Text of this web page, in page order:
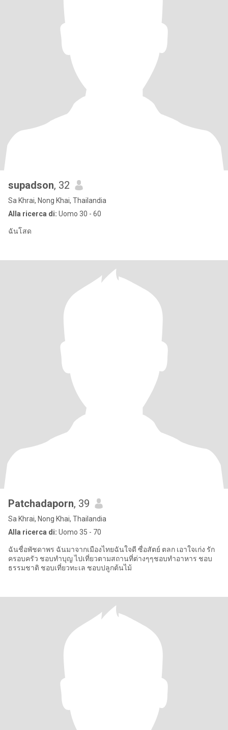
supadson, 32
Sa Khrai, Nong Khai, Thailandia
Alla ricerca di: Uomo 30 - 60
ฉันโสด
Patchadaporn, 39
Sa Khrai, Nong Khai, Thailandia
Alla ricerca di: Uomo 35 - 70
ฉันชื่อพัชดาพร ฉันมาจากเมืองไทยฉันใจดี ซื่อสัตย์ ตลก เอาใจเก่ง รัก
ครอบครัว ชอบทำบุญ ไปเที่ยวตามสถานที่ต่างๆๆชอบทำอาหาร ชอบ
ธรรมชาติ ชอบเที่ยวทะเล ชอบปลูกต้นไม้